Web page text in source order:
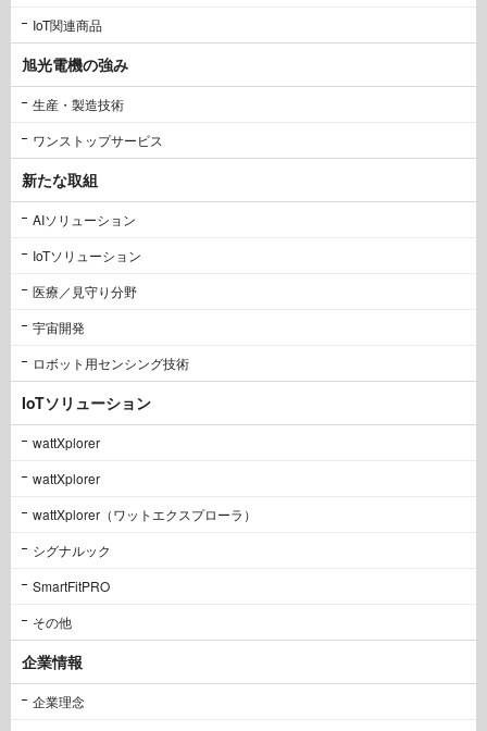
IoT関連商品
旭光電機の強み
生産・製造技術
ワンストップサービス
新たな取組
AIソリューション
IoTソリューション
医療／見守り分野
宇宙開発
ロボット用センシング技術
IoTソリューション
wattXplorer
wattXplorer
wattXplorer（ワットエクスプローラ）
シグナルック
SmartFitPRO
その他
企業情報
企業理念